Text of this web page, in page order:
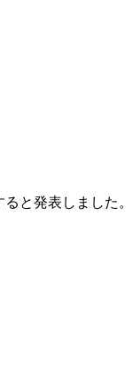
と発表しました。